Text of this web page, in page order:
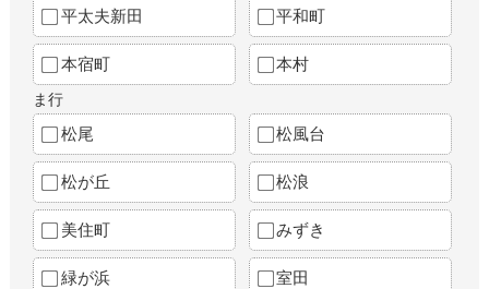
平太夫新田 平和町
本宿町 本村
ま行
松尾 松風台
松が丘 松浪
美住町 みずき
緑が浜 室田